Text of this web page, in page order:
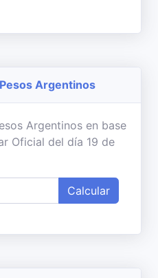
Argentinos
Argentinos en base
Oficial del día 19 de
Calcular